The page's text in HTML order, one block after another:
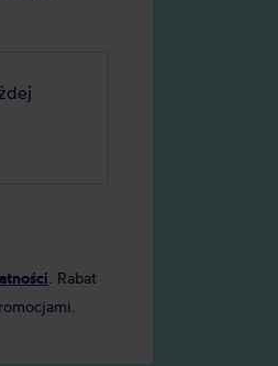
. Rabat